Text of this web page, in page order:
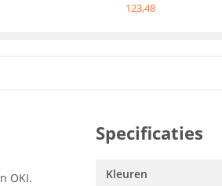
123,48
OKI.
Specificaties
Kleuren